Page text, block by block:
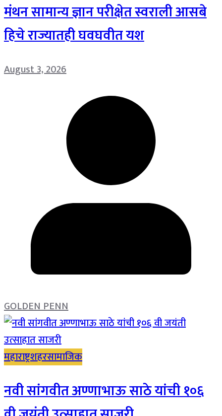
मंथन सामान्य ज्ञान परीक्षेत स्वराली आसबे
हिचे राज्यातही घवघवीत यश
August 3, 2026
GOLDEN PENN
महाराष्ट्रशहरसामाजिक
नवी सांगवीत अण्णाभाऊ साठे यांची १०६